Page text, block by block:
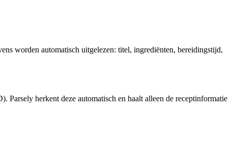
worden automatisch uitgelezen: titel, ingrediënten, bereidingstijd,
Parsely herkent deze automatisch en haalt alleen de receptinformatie